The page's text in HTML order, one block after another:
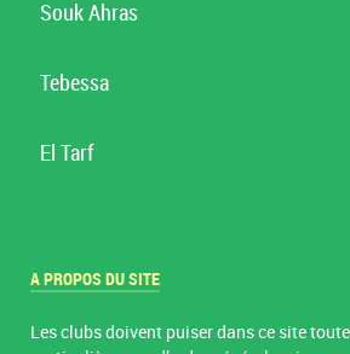
Souk Ahras
Tebessa
El Tarf
A PROPOS DU SITE
Les clubs doivent puiser dans ce site